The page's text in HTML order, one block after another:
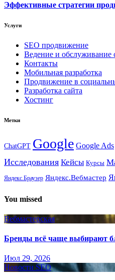
Эффективные стратегии
Услуги
SEO продвижение
Ведение и обслуживание
Контакты
Мобильная разработка
Продвижение в
Разработка сайта
Хостинг
Метки
ChatGPT Google Google Ads
Исследования Кейсы Курсы
Яндекс.Браузер Яндекс.Вебмастер
You missed
Вебмастерская
Бренды всё чаще выбирают
Июл 29, 2026
Новости SEO